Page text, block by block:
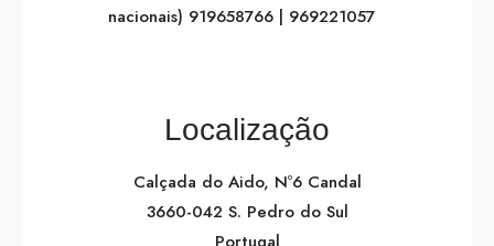
nacionais) 919658766 | 969221057
Localização
Calçada do Aido, Nº6 Candal
3660-042 S. Pedro do Sul